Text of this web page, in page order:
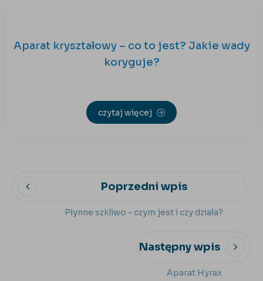
Aparat kryształowy – co to jest? Jakie wady
koryguje?
czytaj więcej
Poprzedni wpis
Płynne szkliwo - czym jest i czy działa?​
Następny wpis
Aparat Hyrax